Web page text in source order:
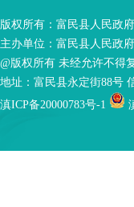
版权所有：富民县人民政
主办单位：富民县人民政府
@版权所有 未经允许不得
地址：富民县永定街88号
滇ICP备20000783号-1